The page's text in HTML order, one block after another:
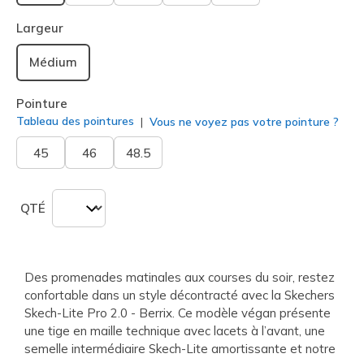
sélectionné
Largeur
Médium
Pointure
Tableau des pointures Vous ne voyez pas votre pointure ?
45 46 48.5
QTÉ
Des promenades matinales aux courses du soir, restez
confortable dans un style décontracté avec la Skechers
Skech-Lite Pro 2.0 - Berrix. Ce modèle végan présente
une tige en maille technique avec lacets à l’avant, une
semelle intermédiaire Skech-Lite amortissante et notre